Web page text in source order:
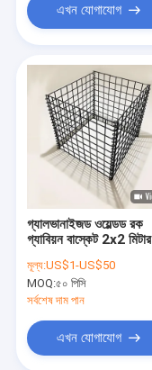
এখন যোগাযোগ
গ্যালভানাইজড ওয়েল্ডড রক
গ্যাবিয়ন বাস্কেট 2x2 মিটার
মূল্য:US$1-US$50
MOQ:৫০ পিসি
সর্বশেষ দাম পান
এখন যোগাযোগ